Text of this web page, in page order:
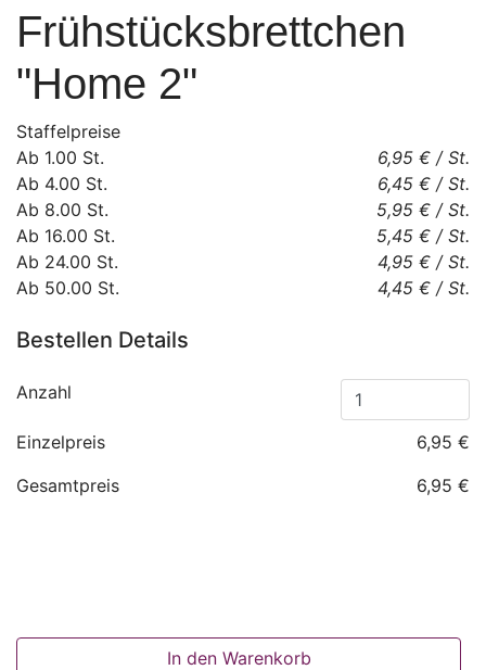
Frühstücksbrettchen
"Home 2"
Staffelpreise
Ab 1.00 St. 6,95 € / St.
Ab 4.00 St. 6,45 € / St.
Ab 8.00 St. 5,95 € / St.
Ab 16.00 St. 5,45 € / St.
Ab 24.00 St. 4,95 € / St.
Ab 50.00 St. 4,45 € / St.
Bestellen Details
Anzahl
Einzelpreis
6,95 €
Gesamtpreis
6,95 €
In den Warenkorb